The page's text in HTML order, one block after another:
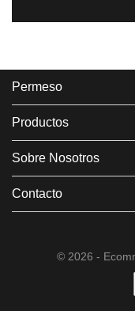
Permeso
Productos
Sobre Nosotros
Contacto
© 2026 -